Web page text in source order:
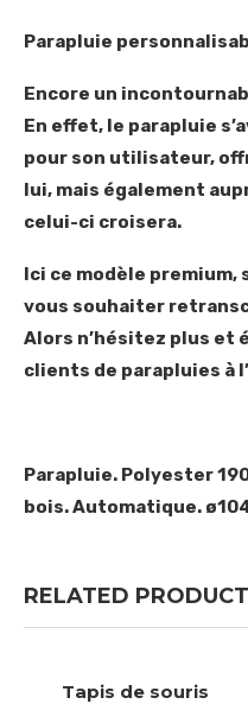
Parapluie
Encore un
En effet, le parapluie
pour son utilisateur,
lui, mais également
celui-ci croisera.
Ici ce modèle premium,
vous souhaiter
Alors n’hésitez plus et
clients de parapluies à
Parapluie. Polyester
bois. Automatique.
RELATED
Tapis de souris